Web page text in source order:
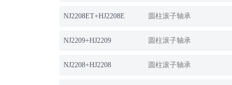
NJ2208ET+HJ2208E 圆柱滚子轴承
NJ2209+HJ2209 圆柱滚子轴承
NJ2208+HJ2208 圆柱滚子轴承